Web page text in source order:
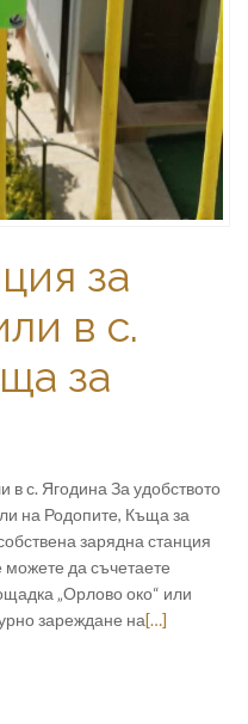
за
в с.
за
в с. Ягодина За удобството
на Родопите, Къща за
зарядна станция
да съчетаете
„Орлово око“ или
зареждане на[…]